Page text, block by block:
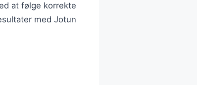
at følge korrekte
med Jotun